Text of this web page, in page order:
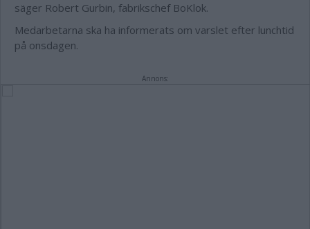
säger Robert Gurbin, fabrikschef BoKlok.
Medarbetarna ska ha informerats om varslet efter lunchtid
på onsdagen.
Annons: